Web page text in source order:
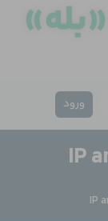
ورود
IP